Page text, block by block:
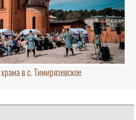
в с. Тимирязевское